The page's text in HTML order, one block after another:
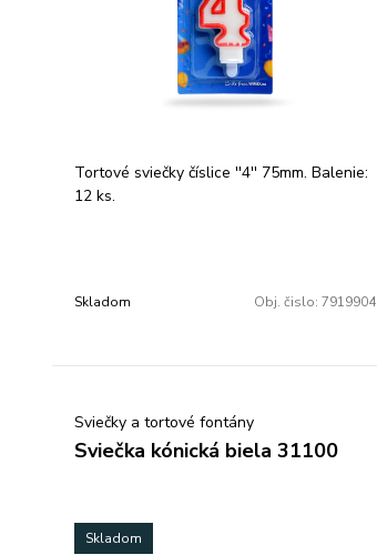
Tortové sviečky číslice ''4'' 75mm. Balenie:
12 ks.
Skladom Obj. čislo: 7919904
Sviečky a tortové fontány
Sviečka kónická biela 31100
Skladom